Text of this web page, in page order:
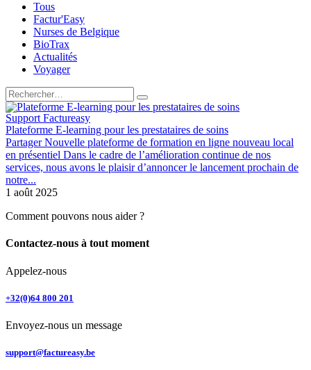
Tous
Factur'Easy
Nurses de Belgique
BioTrax
Actualités
Voyager
Support Factureasy
Plateforme E-learning pour les prestataires de soins
Partager Nouvelle plateforme de formation en ligne nouveau local
en présentiel Dans le cadre de l’amélioration continue de nos
services, nous avons le plaisir d’annoncer le lancement prochain de
notre...
1 août 2025
Comment pouvons nous aider ?
Contactez-nous à tout moment
Appelez-nous
+32(0)64 800 201
Envoyez-nous un message
support@factureasy.be